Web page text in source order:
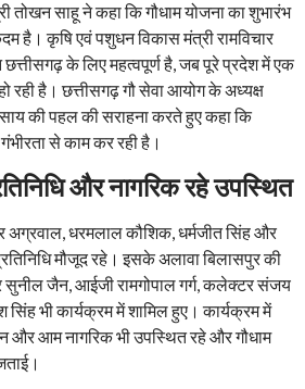
तोखन साहू ने कहा कि गौधाम योजना का शुभारंभ
है। कृषि एवं पशुधन विकास मंत्री रामविचार
के लिए महत्वपूर्ण है, जब पूरे प्रदेश में एक
है। छत्तीसगढ़ गौ सेवा आयोग के अध्यक्ष
की पहल की सराहना करते हुए कहा कि
से काम कर रही है।
और नागरिक रहे उपस्थित
अग्रवाल, धरमलाल कौशिक, धर्मजीत सिंह और
मौजूद रहे। इसके अलावा बिलासपुर की
सुनील जैन, आईजी रामगोपाल गर्ग, कलेक्टर संजय
भी कार्यक्रम में शामिल हुए। कार्यक्रम में
और आम नागरिक भी उपस्थित रहे और गौधाम